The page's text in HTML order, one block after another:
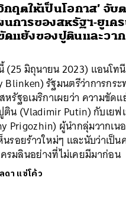
ฤตให้เป็นโอกาส’ จับ
นการของสหรัฐฯ-ยูเค
ดแย้งของปูตินและวา
(25 มิถุนายน 2023) แอนโท
Blinken) รัฐมนตรีว่าการกระ
หรัฐอเมริกาเผยว่า ความขัดแ
น (Vladimir Putin) กับเยฟ
Prigozhin) ผู้นำกลุ่มวากเน
นรอยร้าวใหม่ๆ และนับว่าเป็
รมลินอย่างที่ไม่เคยมีมาก่อน
ดา แซ่โค้ว